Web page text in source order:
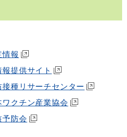
報
提供サイト
種リサーチセンター
クチン産業協会
防会